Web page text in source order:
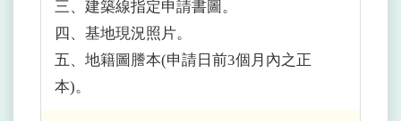
三、建築線指定申請書圖。
四、基地現況照片。
五、地籍圖謄本(申請日前3個月內之正
本)。